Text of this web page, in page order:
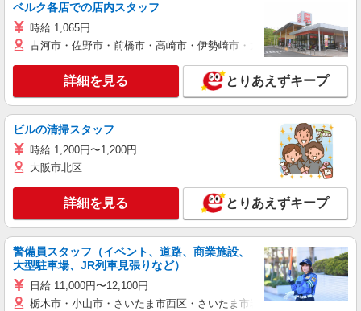
ベルク各店での店内スタッフ
時給 1,065円
古河市・佐野市・前橋市・高崎市・伊勢崎市・太田市・館林市・藤
詳細を見る とりあえずキープ
ビルの清掃スタッフ
時給 1,200円〜1,200円
大阪市北区
詳細を見る とりあえずキープ
警備員スタッフ（イベント、道路、商業施設、
大型駐車場、JR列車見張りなど）
日給 11,000円〜12,100円
栃木市・小山市・さいたま市西区・さいたま市岩槻区・久喜市・蓮田